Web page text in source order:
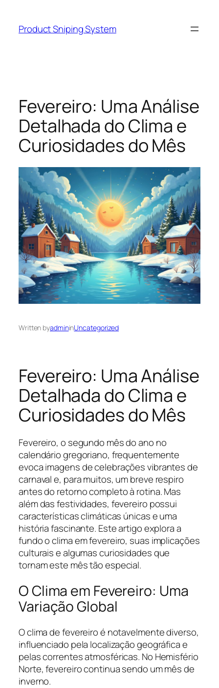
content
Product Sniping System
Fevereiro: Uma Análise
Detalhada do Clima e
Curiosidades do Mês
Written byadmininUncategorized
Fevereiro: Uma Análise
Detalhada do Clima e
Curiosidades do Mês
Fevereiro, o segundo mês do ano no
calendário gregoriano, frequentemente
evoca imagens de celebrações vibrantes de
carnaval e, para muitos, um breve respiro
antes do retorno completo à rotina. Mas
além das festividades, fevereiro possui
características climáticas únicas e uma
história fascinante. Este artigo explora a
fundo o clima em fevereiro, suas implicações
culturais e algumas curiosidades que
tornam este mês tão especial.
O Clima em Fevereiro: Uma
Variação Global
O clima de fevereiro é notavelmente diverso,
influenciado pela localização geográfica e
pelas correntes atmosféricas. No Hemisfério
Norte, fevereiro continua sendo um mês de
inverno.